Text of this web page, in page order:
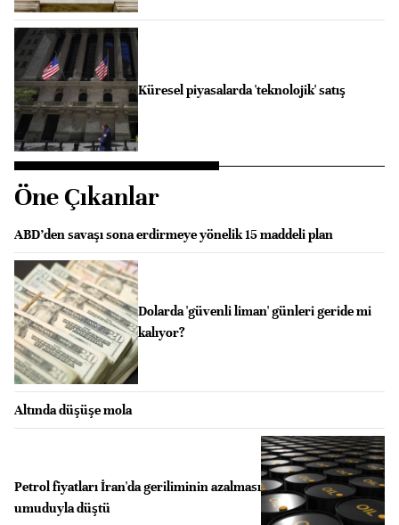
Küresel piyasalarda 'teknolojik' satış
Öne Çıkanlar
ABD’den savaşı sona erdirmeye yönelik 15 maddeli plan
Dolarda 'güvenli liman' günleri geride mi
kalıyor?
Altında düşüşe mola
Petrol fiyatları İran'da geriliminin azalması
umuduyla düştü